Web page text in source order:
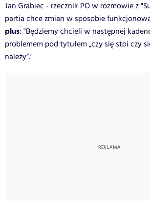
Jan Grabiec - rzecznik PO w rozmowie z
partia chce zmian w sposobie
plus: "Będziemy chcieli w następnej
problemem pod tytułem „czy się stoi czy
należy”."